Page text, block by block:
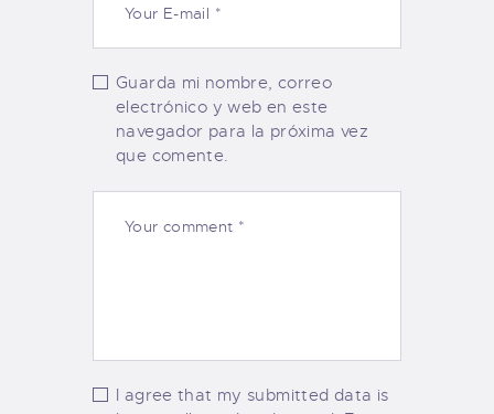
Guarda mi nombre, correo
electrónico y web en este
navegador para la próxima vez
que comente.
I agree that my submitted data is